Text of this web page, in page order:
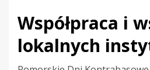
Współpraca i
lokalnych